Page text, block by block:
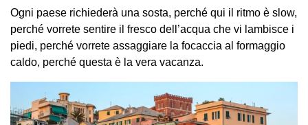
Ogni paese richiederà una sosta, perché qui il ritmo è slow,
perché vorrete sentire il fresco dell’acqua che vi lambisce i
piedi, perché vorrete assaggiare la focaccia al formaggio
caldo, perché questa è la vera vacanza.